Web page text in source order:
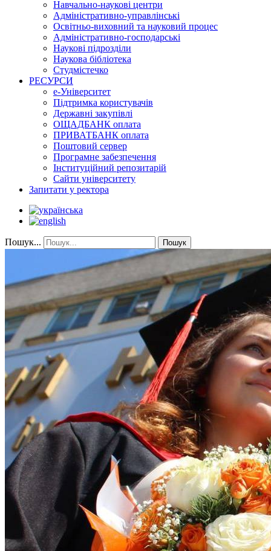
Навчально-наукові центри
Адміністративно-управлінські
Освітньо-виховний та науковий процес
Адміністративно-господарські
Наукові підрозділи
Наукова бібліотека
Студмістечко
РЕСУРСИ
е-Університет
Підтримка користувачів
Державні закупівлі
ОЩАДБАНК оплата
ПРИВАТБАНК оплата
Поштовий сервер
Програмне забезпечення
Інституційний репозитарій
Сайти університету
Запитати у ректора
Пошук... Пошук